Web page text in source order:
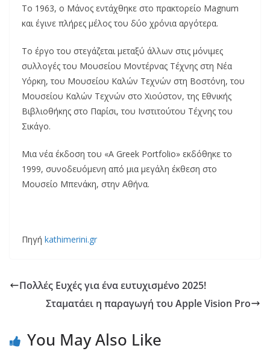
Το 1963, ο Μάνος εντάχθηκε στο πρακτορείο Magnum
και έγινε πλήρες μέλος του δύο χρόνια αργότερα.
Το έργο του στεγάζεται μεταξύ άλλων στις μόνιμες
συλλογές του Μουσείου Μοντέρνας Τέχνης στη Νέα
Υόρκη, του Μουσείου Καλών Τεχνών στη Βοστόνη, του
Μουσείου Καλών Τεχνών στο Χιούστον, της Εθνικής
Βιβλιοθήκης στο Παρίσι, του Ινστιτούτου Τέχνης του
Σικάγο.
Μια νέα έκδοση του «A Greek Portfolio» εκδόθηκε το
1999, συνοδευόμενη από μια μεγάλη έκθεση στο
Μουσείο Μπενάκη, στην Αθήνα.
Πηγή kathimerini.gr
Πολλές Ευχές για ένα ευτυχισμένο 2025!
Σταματάει η παραγωγή του Apple Vision Pro
You May Also Like